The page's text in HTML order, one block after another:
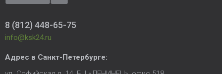
8 (812) 448-65-75
info@ksk24.ru
Адрес в Санкт-Петербурге: